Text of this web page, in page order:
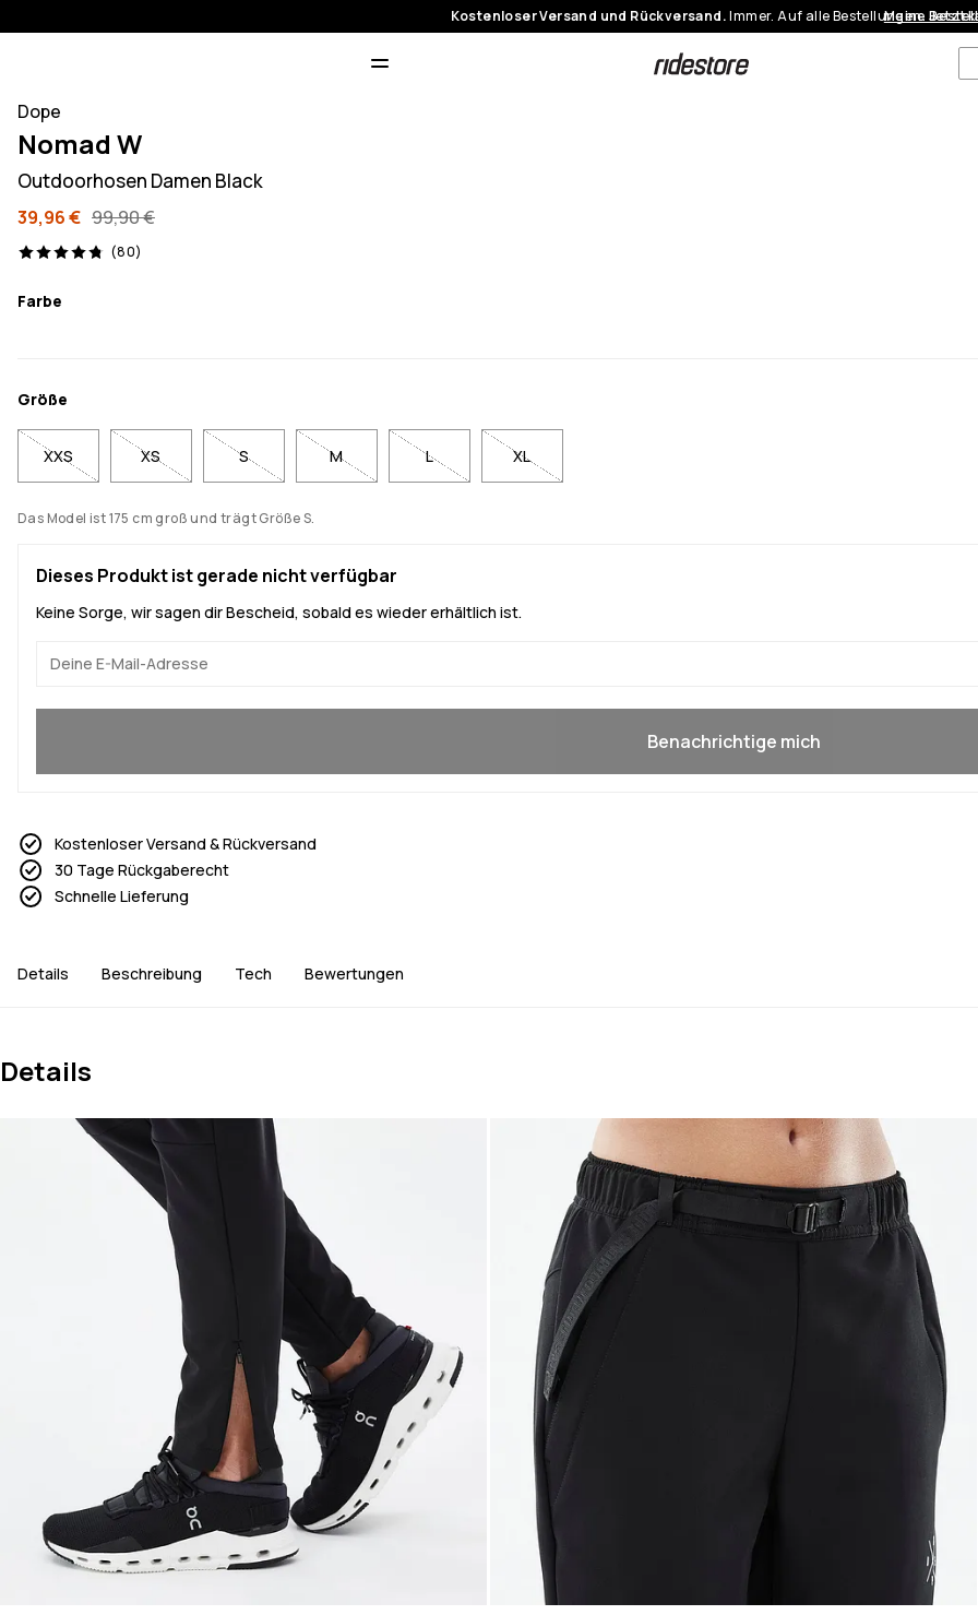
Kostenloser Versand und Rückversand.Immer. Auf alle Bestellungen. Jetzt
Meine
Dope
Nomad W
Outdoorhosen Damen Black
39,96 € 99,90 €
(80)
80 Reviews, 4.8/5
Farbe
Größe
XXS XS S M L XL
Das Model ist 175 cm groß und trägt Größe S.
Dieses Produkt ist gerade nicht verfügbar
Keine Sorge, wir sagen dir Bescheid, sobald es wieder erhältlich ist.
Benachrichtige mich
Kostenloser Versand & Rückversand
30 Tage Rückgaberecht
Schnelle Lieferung
Details Beschreibung Tech Bewertungen
Details